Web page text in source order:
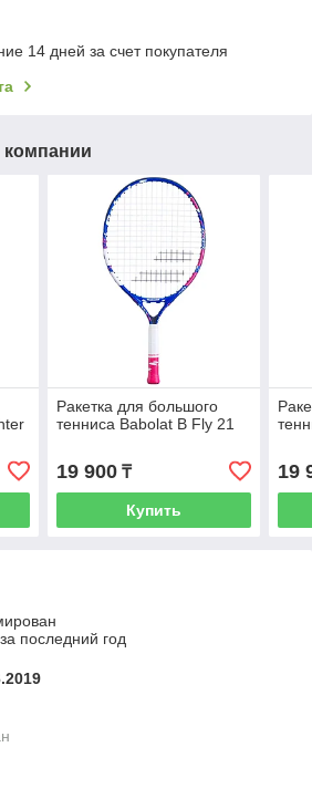
14 дней за счет покупателя
Ракетка для большого
тенниса Babolat B Fly 21
19 900₸
Купить
19
последний год